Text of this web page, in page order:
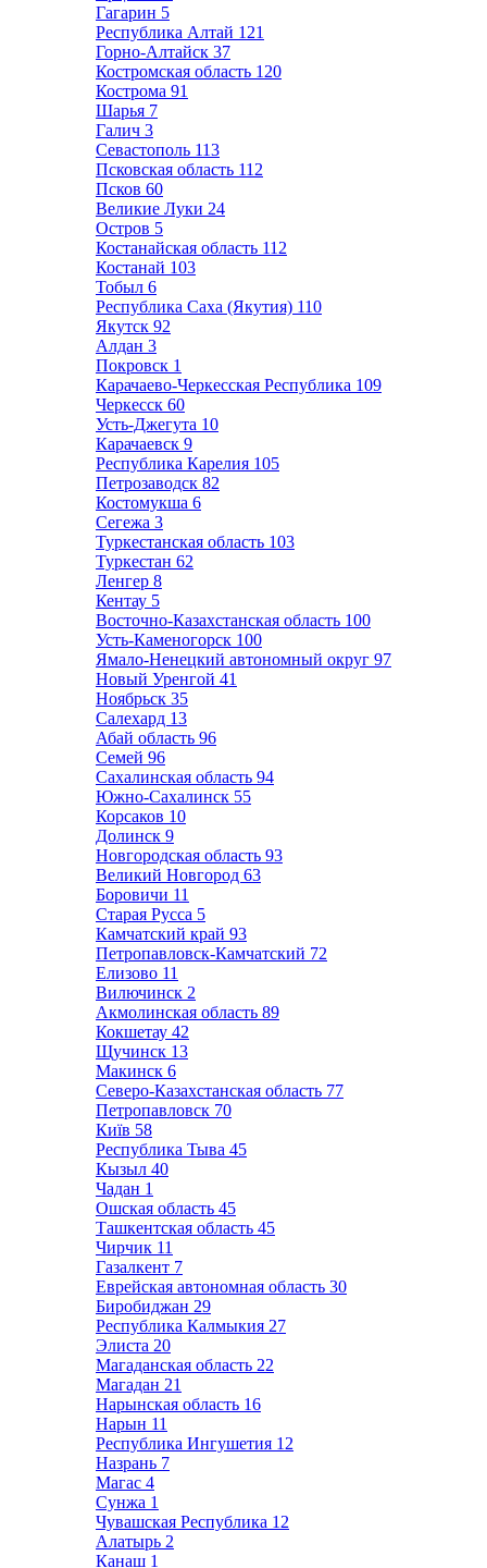
Гагарин 5
Республика Алтай 121
Горно-Алтайск 37
Костромская область 120
Кострома 91
Шарья 7
Галич 3
Севастополь 113
Псковская область 112
Псков 60
Великие Луки 24
Остров 5
Костанайская область 112
Костанай 103
Тобыл 6
Республика Саха (Якутия) 110
Якутск 92
Алдан 3
Покровск 1
Карачаево-Черкесская Республика 109
Черкесск 60
Усть-Джегута 10
Карачаевск 9
Республика Карелия 105
Петрозаводск 82
Костомукша 6
Сегежа 3
Туркестанская область 103
Туркестан 62
Ленгер 8
Кентау 5
Восточно-Казахстанская область 100
Усть-Каменогорск 100
Ямало-Ненецкий автономный округ 97
Новый Уренгой 41
Ноябрьск 35
Салехард 13
Абай область 96
Семей 96
Сахалинская область 94
Южно-Сахалинск 55
Корсаков 10
Долинск 9
Новгородская область 93
Великий Новгород 63
Боровичи 11
Старая Русса 5
Камчатский край 93
Петропавловск-Камчатский 72
Елизово 11
Вилючинск 2
Акмолинская область 89
Кокшетау 42
Щучинск 13
Макинск 6
Северо-Казахстанская область 77
Петропавловск 70
Київ 58
Республика Тыва 45
Кызыл 40
Чадан 1
Ошская область 45
Ташкентская область 45
Чирчик 11
Газалкент 7
Еврейская автономная область 30
Биробиджан 29
Республика Калмыкия 27
Элиста 20
Магаданская область 22
Магадан 21
Нарынская область 16
Нарын 11
Республика Ингушетия 12
Назрань 7
Магас 4
Сунжа 1
Чувашская Республика 12
Алатырь 2
Канаш 1